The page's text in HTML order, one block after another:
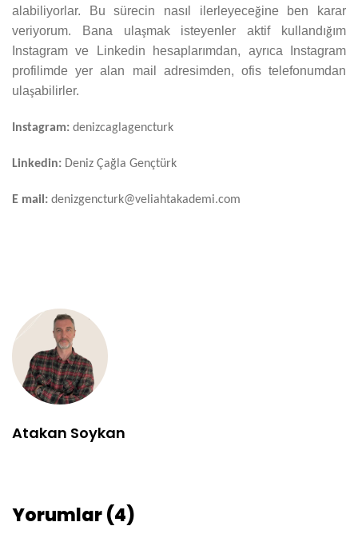
alabiliyorlar. Bu sürecin nasıl ilerleyeceğine ben karar
veriyorum. Bana ulaşmak isteyenler aktif kullandığım
Instagram ve Linkedin hesaplarımdan, ayrıca Instagram
profilimde yer alan mail adresimden, ofis telefonumdan
ulaşabilirler.
Instagram: denizcaglagencturk
Linkedin: Deniz Çağla Gençtürk
E mail: denizgencturk@veliahtakademi.com
Atakan Soykan
Yorumlar (4)